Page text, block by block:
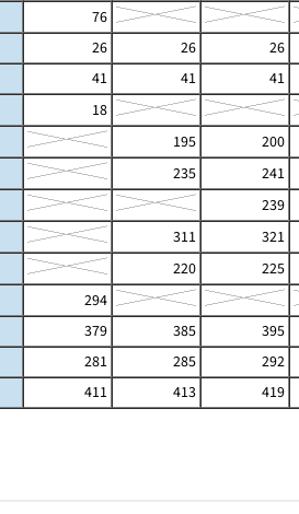
76
26 26 26
41 41 41
18
195 200
235 241
239
311 321
220 225
294
379 385 395
281 285 292
411 413 419